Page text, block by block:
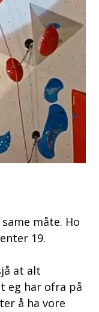
måte. Ho
19.
at alt
eg har ofra på
å ha vore